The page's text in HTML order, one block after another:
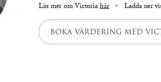
Läs mer om Victoriahär Ladda ner
BOKA VÄRDERING MED